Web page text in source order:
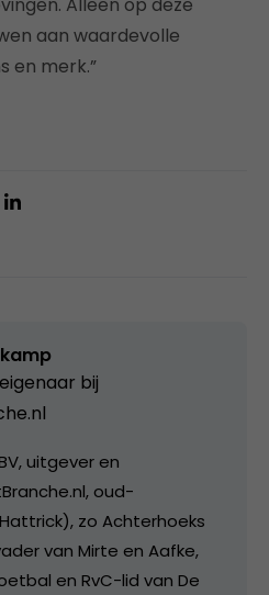
aan waardevolle
en merk.”
bij
uitgever en
oud-
zo Achterhoeks
van Mirte en Aafke,
en RvC-lid van De